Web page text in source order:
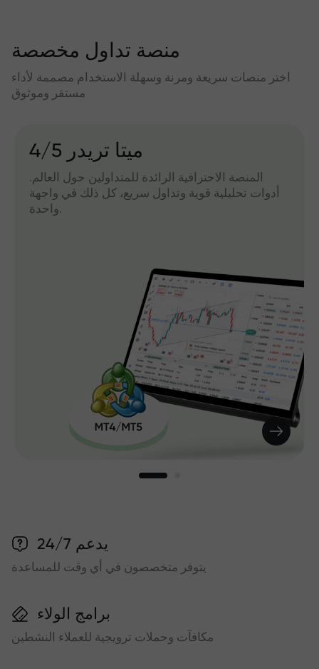
منصة تداول مخصصة
اختر منصات سريعة ومرنة وسهلة الاستخدام مصممة لأداء
مستقر وموثوق
میتا تریدر 4/5
المنصة الاحترافية الرائدة للمتداولين حول العالم.
أدوات تحليلية قوية وتداول سريع، كل ذلك في واجهة
واحدة.
يدعم 24/7
يتوفر متخصصون في أي وقت للمساعدة
برامج الولاء
مكافآت وحملات ترويجية للعملاء النشطين